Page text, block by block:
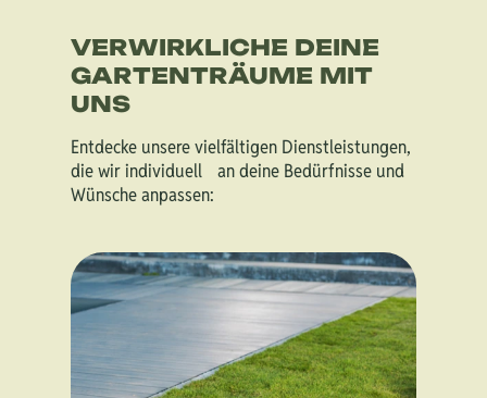
VERWIRKLICHE DEINE
GARTENTRÄUME MIT
UNS
Entdecke unsere vielfältigen Dienstleistungen,
die wir individuell an deine Bedürfnisse und
Wünsche anpassen: